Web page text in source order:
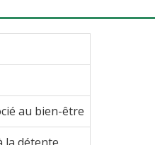
au bien-être